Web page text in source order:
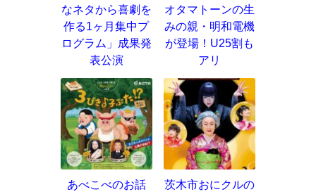
なネタから喜劇を
作る1ヶ月集中プ
ログラム」成果発
表公演
オタマトーンの生
みの親・明和電機
が登場！U25割も
アリ
あべこべのお話
茨木市おにクルの